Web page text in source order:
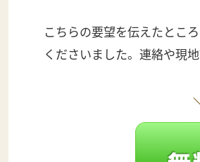
こちらの要望を伝えたとこ
くださいました。連絡や現